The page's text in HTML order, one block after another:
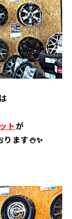
トが
ます⛄✨